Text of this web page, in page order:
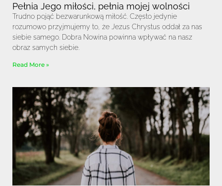
Pełnia Jego miłości, pełnia mojej wolności
Trudno pojąć bezwarunkową miłość. Często jedynie
rozumowo przyjmujemy to, że Jezus Chrystus oddał za nas
siebie samego. Dobra Nowina powinna wpływać na nasz
obraz samych siebie.
Read More »